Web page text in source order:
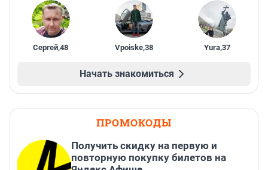
Сергей,48 Vpoiske,38 Yura,37
Начать знакомиться
ПРОМОКОДЫ
Получить скидку на первую и
повторную покупку билетов на